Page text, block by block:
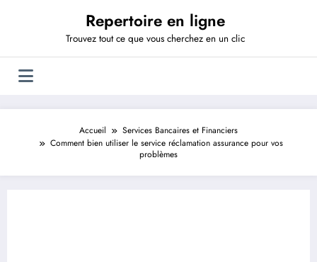
Repertoire en ligne
Trouvez tout ce que vous cherchez en un clic
Accueil
Services Bancaires et Financiers
Comment bien utiliser le service réclamation assurance pour vos
problèmes